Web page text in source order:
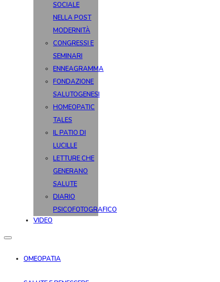
SOCIALE
NELLA POST
MODERNITÀ
CONGRESSI E
SEMINARI
ENNEAGRAMMA
FONDAZIONE
SALUTOGENESI
HOMEOPATIC
TALES
IL PATIO DI
LUCILLE
LETTURE CHE
GENERANO
SALUTE
DIARIO
PSICOFOTOGRAFICO
VIDEO
OMEOPATIA